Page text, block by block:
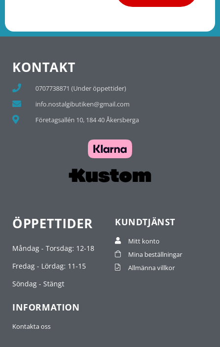
KONTAKT
0707738871 (Under öppettider)
info.nostalgibutiken@gmail.com
Företagsallén 10, 184 40 Åkersberga
ÖPPETTIDER
Måndag - Torsdag: 12-18
Fredag - Lördag: 11-15
Söndag - Stängt
KUNDTJÄNST
Mitt konto
Mina beställningar
Allmänna villkor
INFORMATION
Kontakta oss